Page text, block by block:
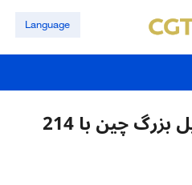
Language
آزمایش استقامت پل بزرگ چین با 214